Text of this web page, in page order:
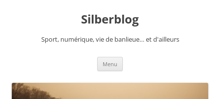
Silberblog
Sport, numérique, vie de banlieue… et d'ailleurs
Menu